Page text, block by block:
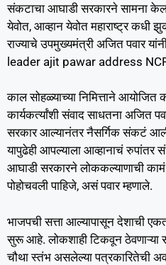
संकटाचा आघाडी सरकारने सामना
येवोत, आव्हान येवोत महाराष्ट्र कधी
राज्याचे उपमुख्यमंत्री अजित पवार
leader ajit pawar address
काल सोहळ्याच्या निमित्ताने
कार्यकर्त्यांशी संवाद साधतना अजित
सरकार आल्यानंतर नैसर्गिक संकटं
यापुढेही आपल्याला आव्हानाचं रुपांतर
आघाडी सरकारने लोककल्याणाची
पोहोचवली पाहिजे, असं पवार म्हणाले.
भाजपची सत्ता आल्यापासून देशाची
सुरू आहे. लोकशाही टिकवून ठेवणाऱ्या
चौथा स्तंभ असलेल्या पत्रकारितेची